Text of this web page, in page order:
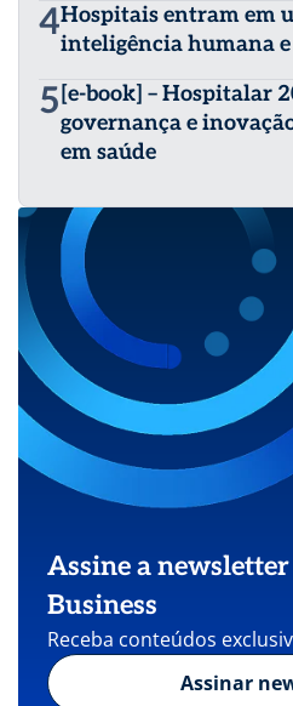
4Hospitais entram em
inteligência humana
5 [e-book] – Hospitalar
governança e
em saúde
Assine a newsletter
Business
Receba conteúdos
Assinar